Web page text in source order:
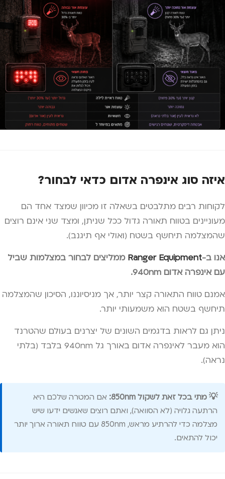
איזה סוג אינפרה אדום כדאי לבחור?
לקוחות רבים מתלבטים בשאלה זו מכיוון שמצד אחד הם
מעוניינים בטווח תאורה גדול ככל שניתן, ומצד שני אינם רוצים
שהמצלמה תיחשף בשטח (ואולי אף תיגנב).
אנו ב-Ranger Equipment ממליצים לבחור במצלמות שביל
עם אינפרה אדום 940nm.
אמנם טווח התאורה קצר יותר, אך מניסיוננו, הסיכון שהמצלמה
תיחשף בשטח הוא משמעותי יותר.
ניתן גם לראות בדגמים השונים של יצרנים בעולם שהטרנד
הוא מעבר לאינפרה אדום באורך גל 940nm בלבד (בלתי
נראה).
💡 מתי בכל זאת לשקול 850nm:
אם המטרה שלכם היא
הרתעה גלויה (לא הסוואה), ואתם רוצים שאנשים ידעו שיש
מצלמה כדי להרתיע מראש, 850nm עם טווח תאורה ארוך יותר
יכול להתאים.